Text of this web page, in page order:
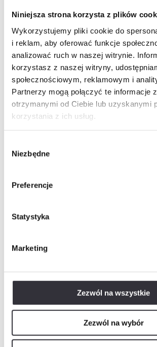
Niniejsza strona korzysta z plików
Wykorzystujemy pliki cookie do
i reklam, aby oferować funkcje
analizować ruch w naszej witrynie.
korzystasz z naszej witryny,
społecznościowym, reklamowym i
Partnerzy mogą połączyć te informacje
otrzymanymi od Ciebie lub uzyskanymi
korzystania z ich usług.
zgody
Niezbędne
Preferencje
Statystyka
Marketing
Zezwól na wszystkie
Zezwól na wybór
Prospekt informacyjny
Historia cen
Inne świadczenia pieniężne
Zapytaj o mieszkanie
Imię i nazwisko